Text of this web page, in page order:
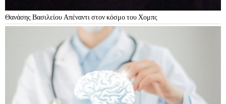
Θανάσης Βασιλείου Απέναντι στον κόσμο του Χομπς